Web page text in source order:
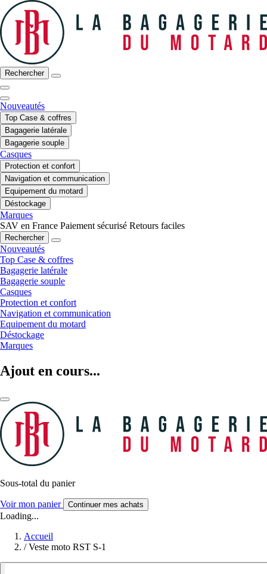
Rechercher
Nouveautés
Top Case & coffres
Bagagerie latérale
Bagagerie souple
Casques
Protection et confort
Navigation et communication
Equipement du motard
Déstockage
Marques
SAV en France Paiement sécurisé Retours faciles
Rechercher
Nouveautés
Top Case & coffres
Bagagerie latérale
Bagagerie souple
Casques
Protection et confort
Navigation et communication
Equipement du motard
Déstockage
Marques
Ajout en cours...
Sous-total du panier
Voir mon panier Continuer mes achats
Loading...
Accueil
/ Veste moto RST S-1